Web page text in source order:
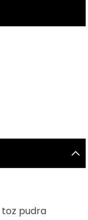
toz pudra